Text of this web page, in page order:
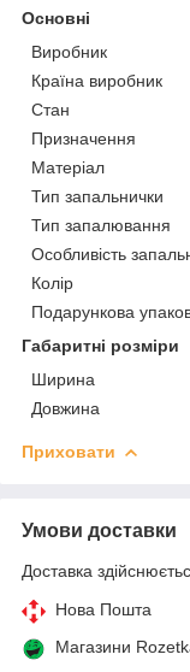
Основні
Виробник
Країна виробник
Стан
Призначення
Матеріал
Тип запальнички
Тип запалювання
Особливість
Колір
Подарункова
Габаритні розміри
Ширина
Довжина
Приховати
Умови доставки
Доставка
Нова Пошта
Магазини